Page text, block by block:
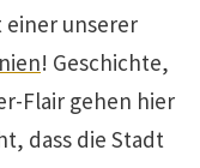
einer unserer
! Geschichte,
Flair gehen hier
dass die Stadt